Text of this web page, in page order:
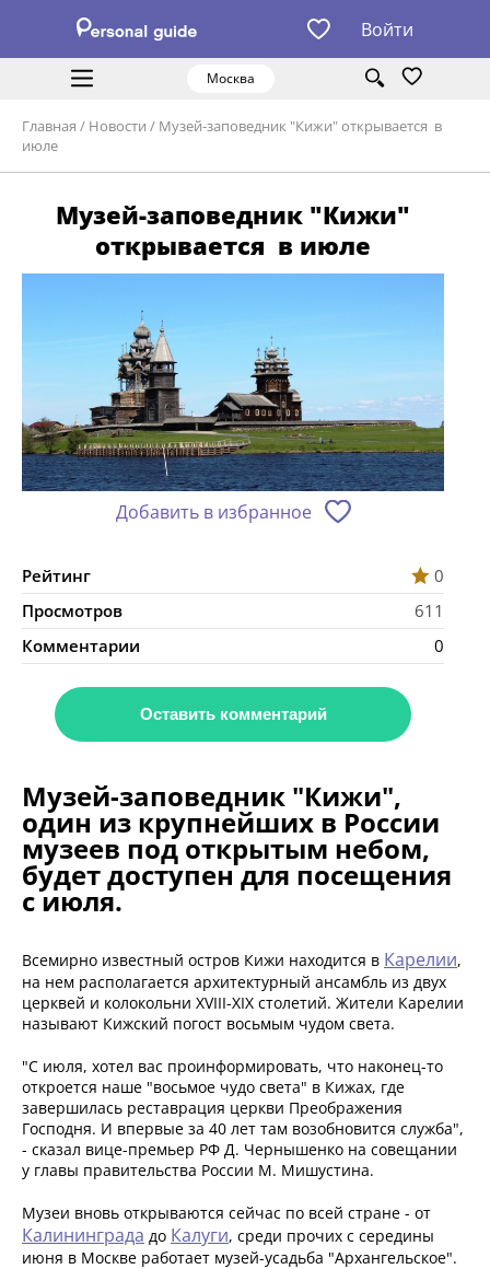
Войти
Москва
Главная / Новости / Музей-заповедник "Кижи" открывается в
июле
Музей-заповедник "Кижи"
открывается в июле
Добавить в избранное
Рейтинг
0
Просмотров
611
Комментарии
0
Оставить комментарий
Музей-заповедник "Кижи",
один из крупнейших в России
музеев под открытым небом,
будет доступен для посещения
с июля.
Всемирно известный остров Кижи находится в Карелии,
на нем располагается архитектурный ансамбль из двух
церквей и колокольни XVIII-XIX столетий. Жители Карелии
называют Кижский погост восьмым чудом света.
"С июля, хотел вас проинформировать, что наконец-то
откроется наше "восьмое чудо света" в Кижах, где
завершилась реставрация церкви Преображения
Господня. И впервые за 40 лет там возобновится служба",
- сказал вице-премьер РФ Д. Чернышенко на совещании
у главы правительства России М. Мишустина.
Музеи вновь открываются сейчас по всей стране - от
Калининграда до Калуги, среди прочих с середины
июня в Москве работает музей-усадьба "Архангельское".